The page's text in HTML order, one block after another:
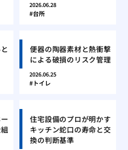
2026.06.28
台所
便器の陶器素材と熱衝撃
による破損のリスク管理
2026.06.25
トイレ
住宅設備のプロが明かす
キッチン蛇口の寿命と交
換の判断基準